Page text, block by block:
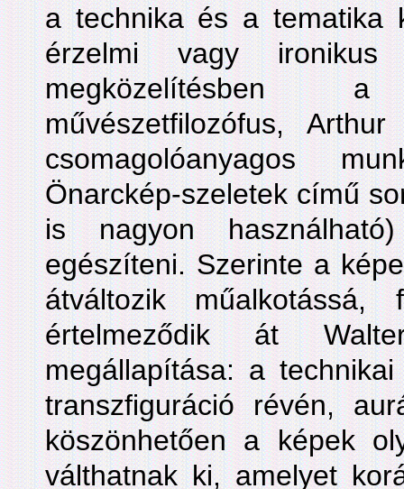
a technika és a tematika
érzelmi vagy
megközelítésben
művészetfilozófus,
csomagolóanyagos
Önarckép-szeletek című
is nagyon
egészíteni. Szerinte a
átváltozik műalkotássá,
értelmeződik át
megállapítása: a
transzfiguráció révén,
köszönhetően a képek
válthatnak ki, amelyet